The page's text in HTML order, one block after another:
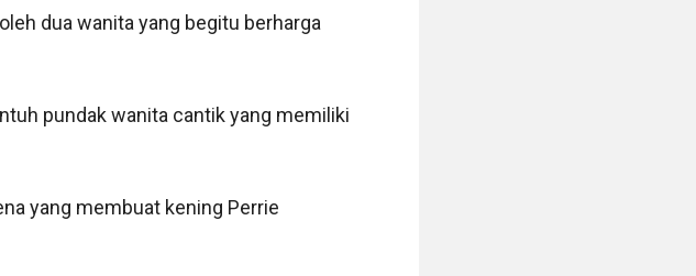
dua wanita yang begitu berharga
pundak wanita cantik yang memiliki
yang membuat kening Perrie